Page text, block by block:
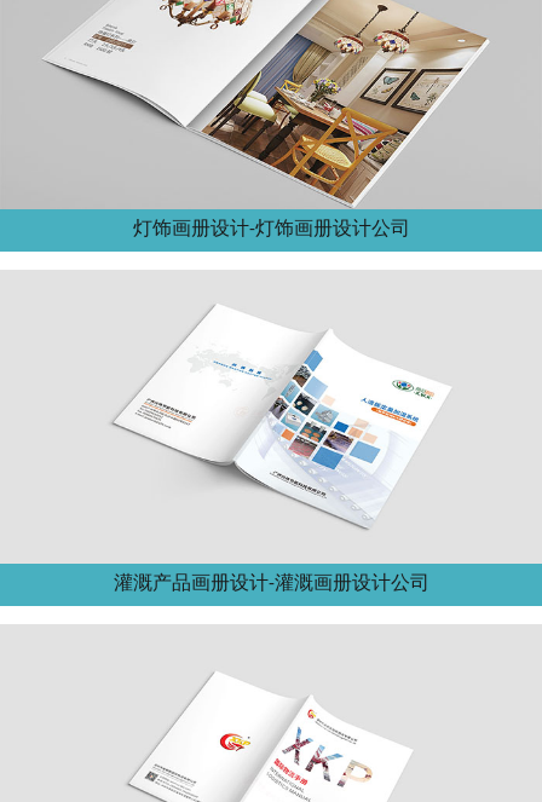
灯饰画册设计-灯饰画册设计公司
灌溉产品画册设计-灌溉画册设计公司